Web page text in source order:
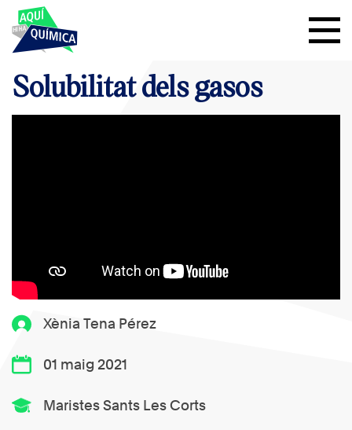
Xènia Tena Pérez
01 maig 2021
Maristes Sants Les Corts
Solubilitat dels gasos